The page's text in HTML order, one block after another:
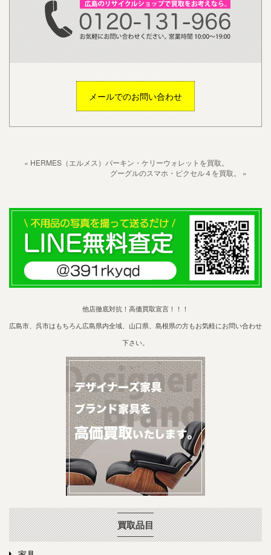
メールでのお問い合わせ
« HERMES（エルメス）バーキン・ケリーウォレットを買取。
グーグルのスマホ・ピクセル４を買取。 »
他店徹底対抗！高価買取宣言！！！
広島市、呉市はもちろん広島県内全域、山口県、島根県の方もお気軽にお問い合わせ
下さい。
買取品目